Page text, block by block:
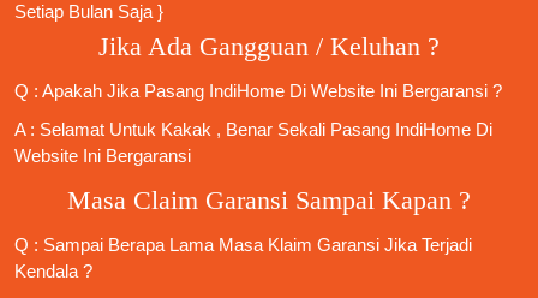
Setiap Bulan Saja }
Jika Ada Gangguan / Keluhan ?
Q : Apakah Jika Pasang IndiHome Di Website Ini Bergaransi ?
A : Selamat Untuk Kakak , Benar Sekali Pasang IndiHome Di
Website Ini Bergaransi
Masa Claim Garansi Sampai Kapan ?
Q : Sampai Berapa Lama Masa Klaim Garansi Jika Terjadi
Kendala ?